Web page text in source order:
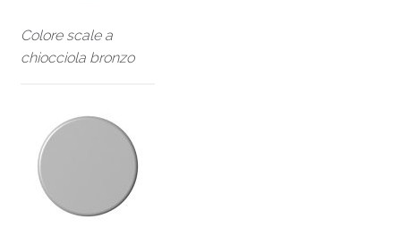
Colore scale a
chiocciola bronzo